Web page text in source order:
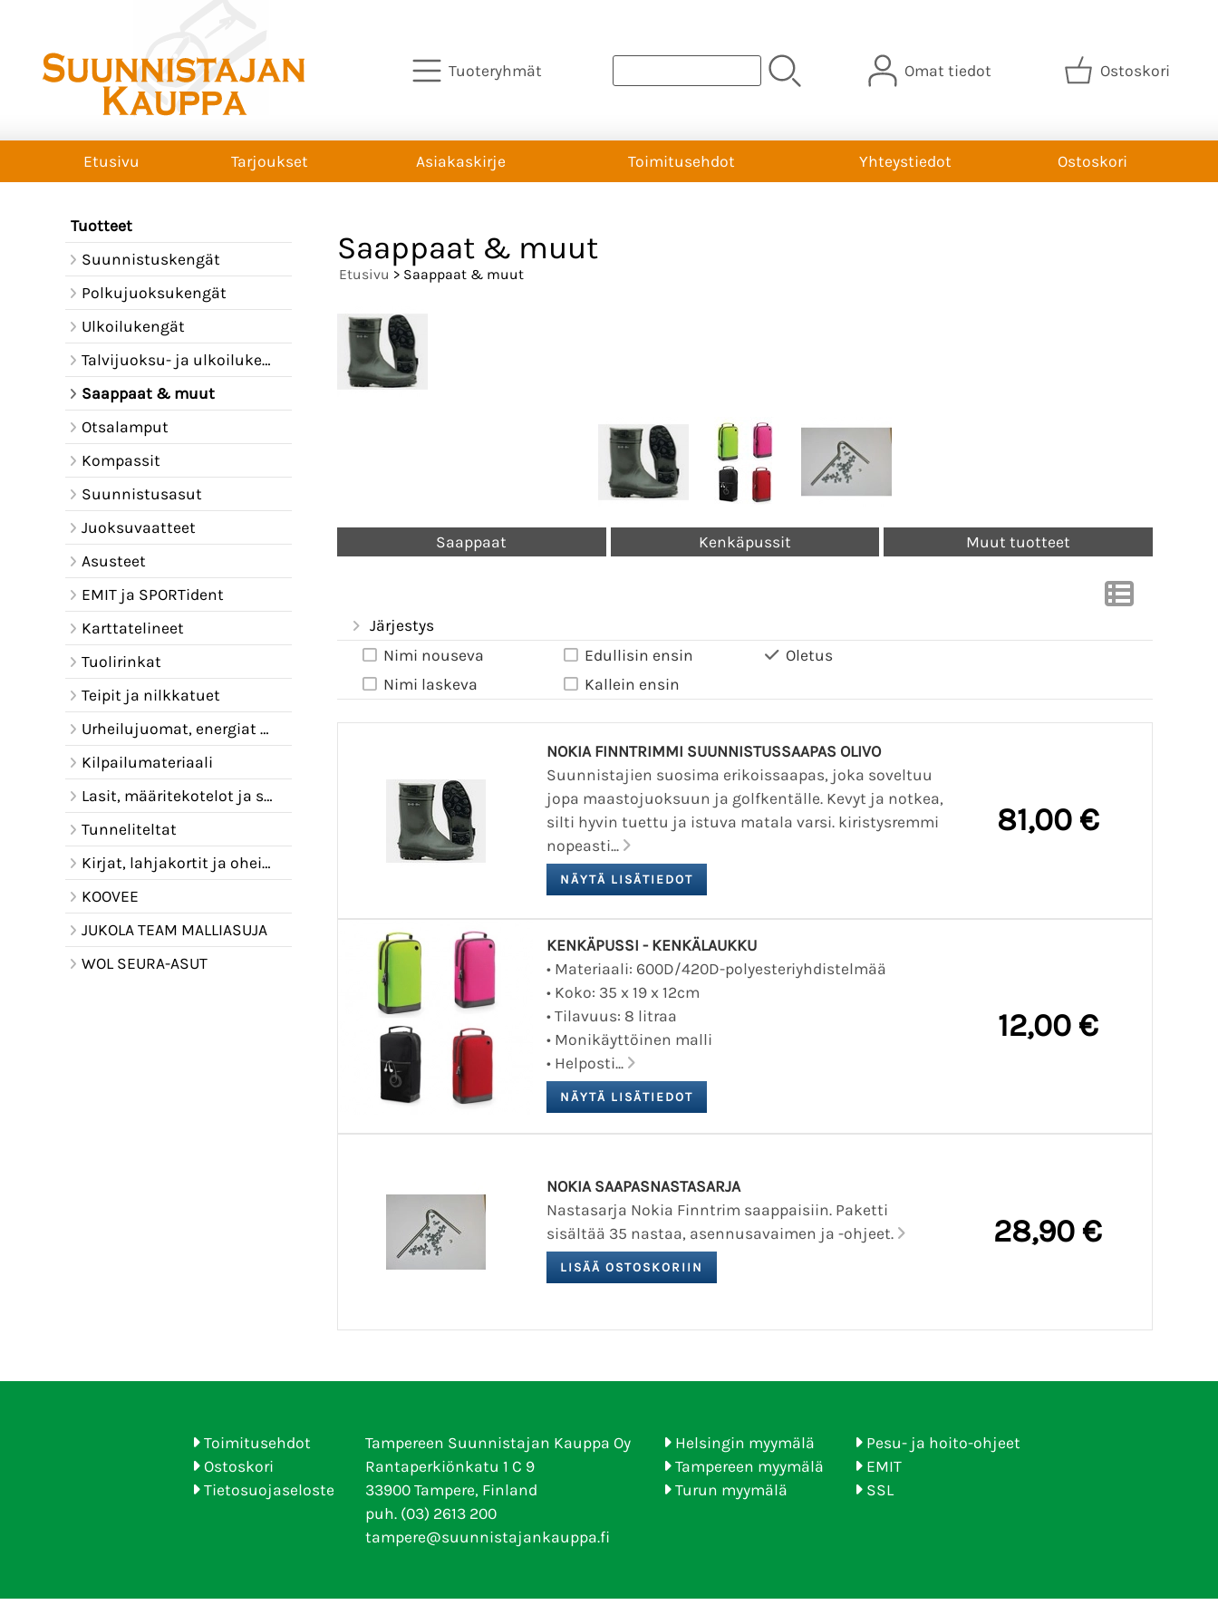
Tuoteryhmät Omat tiedot Ostoskori
Etusivu Tarjoukset Asiakaskirje Toimitusehdot Yhteystiedot Ostoskori
Tuotteet
Suunnistuskengät
Polkujuoksukengät
Ulkoilukengät
Talvijuoksu- ja ulkoilukengät
Saappaat & muut
Otsalamput
Kompassit
Suunnistusasut
Juoksuvaatteet
Asusteet
EMIT ja SPORTident
Karttatelineet
Tuolirinkat
Teipit ja nilkkatuet
Urheilujuomat, energiat ja juomavyöt
Kilpailumateriaali
Lasit, määritekotelot ja sadelipat
Tunneliteltat
Kirjat, lahjakortit ja oheistuotteet
KOOVEE
JUKOLA TEAM MALLIASUJA
WOL SEURA-ASUT
Saappaat & muut
Etusivu > Saappaat & muut
Saappaat Kenkäpussit Muut tuotteet
Järjestys
Nimi nouseva
Nimi laskeva
Edullisin ensin
Kallein ensin
Oletus
NOKIA FINNTRIMMI SUUNNISTUSSAAPAS OLIVO
Suunnistajien suosima erikoissaapas, joka soveltuu
jopa maastojuoksuun ja golfkentälle. Kevyt ja notkea,
silti hyvin tuettu ja istuva matala varsi. kiristysremmi
nopeasti...
81,00 €
KENKÄPUSSI - KENKÄLAUKKU
• Materiaali: 600D/420D-polyesteriyhdistelmää
• Koko: 35 x 19 x 12cm
• Tilavuus: 8 litraa
• Monikäyttöinen malli
• Helposti...
12,00 €
NOKIA SAAPASNASTASARJA
Nastasarja Nokia Finntrim saappaisiin. Paketti
sisältää 35 nastaa, asennusavaimen ja -ohjeet.
28,90 €
Toimitusehdot
Ostoskori
Tietosuojaseloste
Tampereen Suunnistajan Kauppa Oy
Rantaperkiönkatu 1 C 9
33900 Tampere, Finland
puh. (03) 2613 200
tampere@suunnistajankauppa.fi
Helsingin myymälä
Tampereen myymälä
Turun myymälä
Pesu- ja hoito-ohjeet
EMIT
SSL